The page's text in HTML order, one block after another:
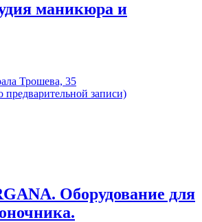
маникюра и
Трошева, 35
записи)
Оборудование для